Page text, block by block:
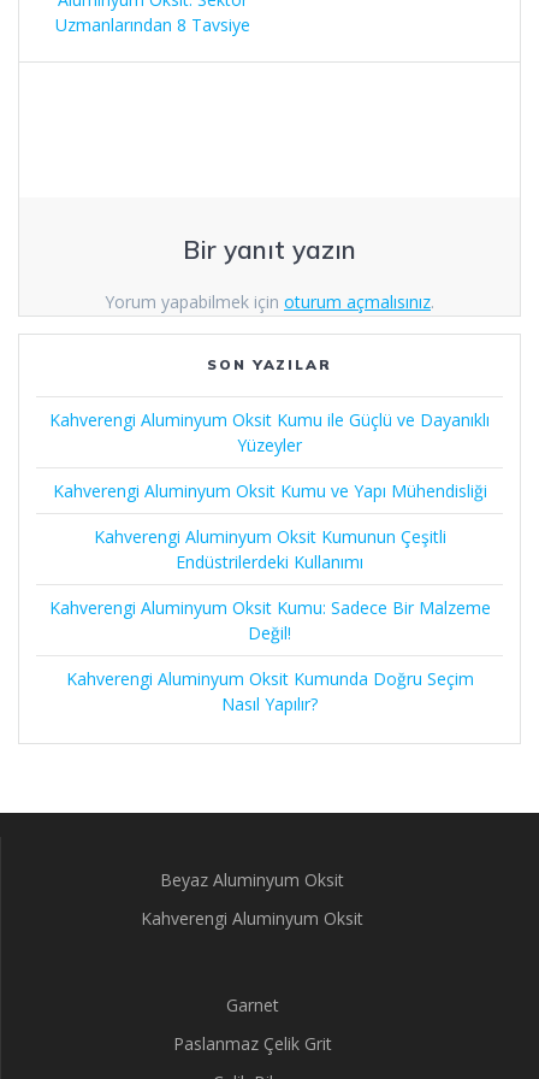
Uzmanlarından 8 Tavsiye
Bir yanıt yazın
Yorum yapabilmek için oturum açmalısınız.
SON YAZILAR
Kahverengi Aluminyum Oksit Kumu ile Güçlü ve Dayanıklı
Yüzeyler
Kahverengi Aluminyum Oksit Kumu ve Yapı Mühendisliği
Kahverengi Aluminyum Oksit Kumunun Çeşitli
Endüstrilerdeki Kullanımı
Kahverengi Aluminyum Oksit Kumu: Sadece Bir Malzeme
Değil!
Kahverengi Aluminyum Oksit Kumunda Doğru Seçim
Nasıl Yapılır?
Beyaz Aluminyum Oksit
Kahverengi Aluminyum Oksit
Garnet
Paslanmaz Çelik Grit